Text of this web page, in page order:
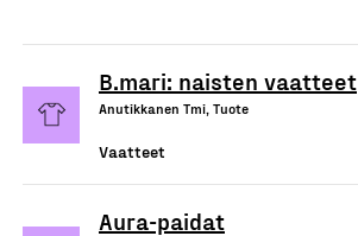
B.mari: naisten vaatteet
Anutikkanen Tmi, Tuote
Vaatteet
Aura-paidat